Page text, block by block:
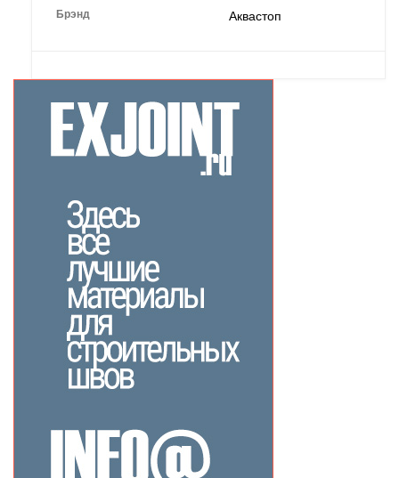
Брэнд Аквастоп